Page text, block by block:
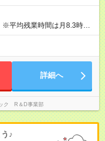
としての努力がしっかり
。 【試用期間】
※平均残業時間は月8.3時間
スも取りやすいです。
詳細へ
ク R＆D事業部
♪